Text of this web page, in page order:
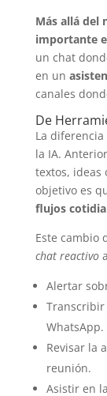
Más allá del
importante
un chat
en un
canales
De
La
la IA.
textos, ideas
objetivo es
flujos
Este cambio
chat reactivo
Alertar
WhatsApp.
Revisar la
reunión.
Asistir en